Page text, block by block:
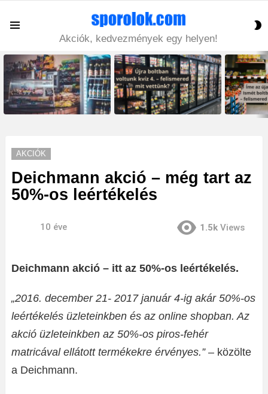
Akciók, kedvezmények egy helyen!
LATEST
STORIES
AKCIÓK
Deichmann akció – még tart az
50%-os leértékelés
10 éve 1.5k Views
Deichmann akció – itt az 50%-os leértékelés.
„2016. december 21- 2017 január 4-ig akár 50%-os
leértékelés üzleteinkben és az online shopban. Az
akció üzleteinkben az 50%-os piros-fehér
matricával ellátott termékekre érvényes.”– közölte
a Deichmann.